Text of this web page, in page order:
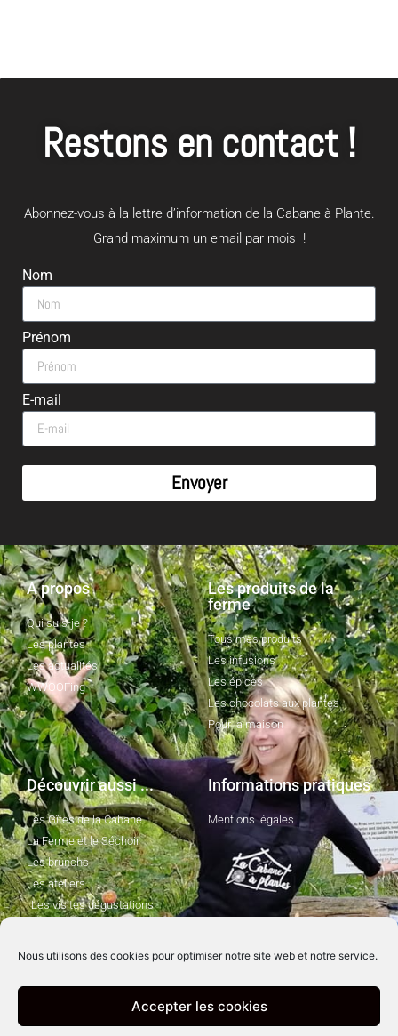
Nous utilisons des cookies pour optimiser notre site web et notre service.
Accepter les cookies
Restons en contact !
Abonnez-vous à la lettre d’information de la Cabane à Plante.
Grand maximum un email par mois !
Nom
Prénom
E-mail
Envoyer
A propos
Qui suis-je ?
Les plantes
Les actualités
WWOOFing
Les produits de la
ferme
Tous mes produits
Les infusions
Les épices
Les chocolats aux plantes
Pour la maison
Découvrir aussi ...
Les Gîtes de la Cabane
La Ferme et le Séchoir
Les brunchs
Les ateliers
Les visites dégustations
Informations pratiques
Mentions légales
Suivez-moi !